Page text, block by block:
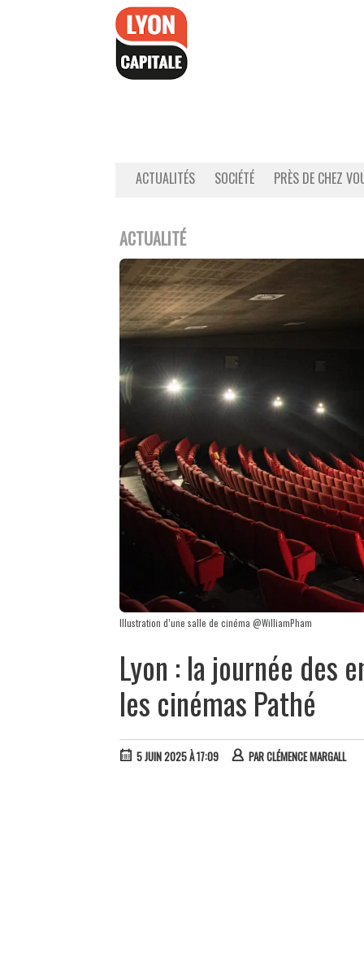
ACTUALITÉS SOCIÉTÉ PRÈS DE CHEZ
ACTUALITÉ
Illustration d’une salle de cinéma @WilliamPham
Lyon : la journée des
les cinémas Pathé
5 JUIN 2025 À 17:09 PARCLÉMENCE MARGALL